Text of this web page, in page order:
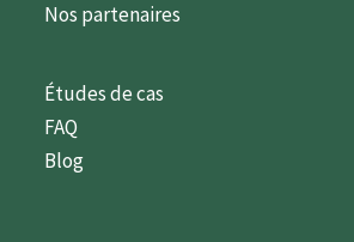
Nos partenaires
Études de cas
FAQ
Blog